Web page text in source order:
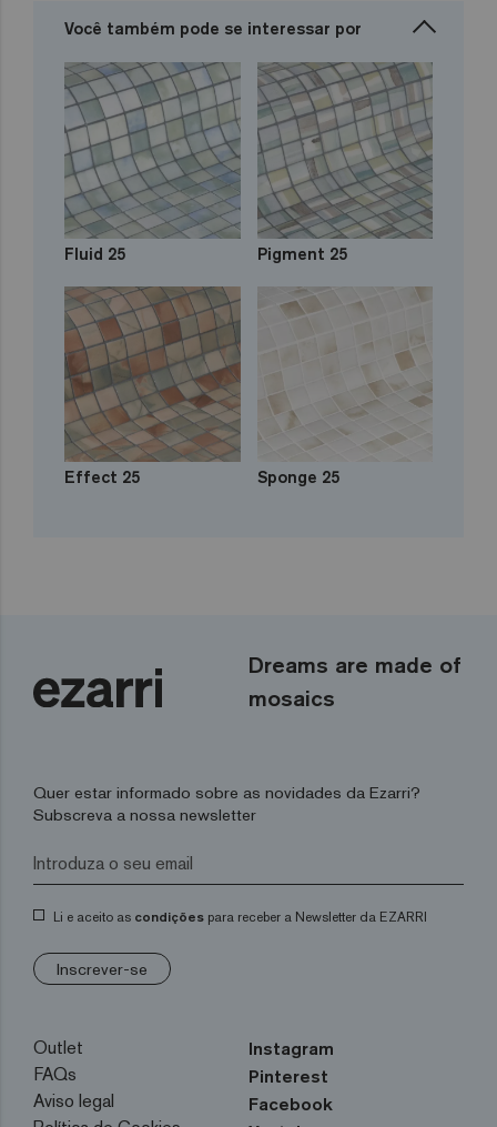
Você também pode se interessar por
Fluid 25 Pigment 25
Effect 25 Sponge 25
Dreams are made of
mosaics
Quer estar informado sobre as novidades da Ezarri?
Subscreva a nossa newsletter
Li e aceito as condições para receber a Newsletter da EZARRI
Inscrever-se
Outlet
FAQs
Aviso legal
Instagram
Pinterest
Facebook